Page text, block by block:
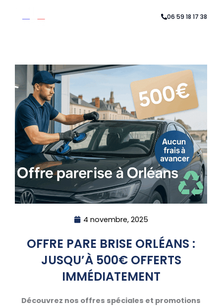
06 59 18 17 38
4 novembre, 2025
OFFRE PARE BRISE ORLÉANS :
JUSQU’À 500€ OFFERTS
IMMÉDIATEMENT
Découvrez nos offres spéciales et promotions